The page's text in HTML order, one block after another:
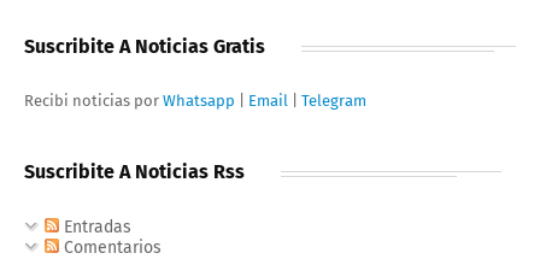
Suscribite A Noticias Gratis
Recibi noticias por Whatsapp Email Telegram
Suscribite A Noticias Rss
Entradas
Comentarios